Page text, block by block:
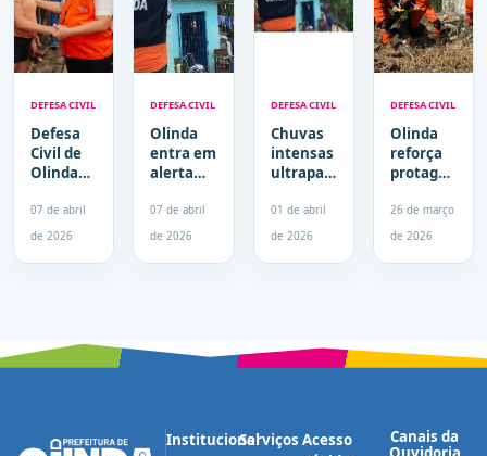
DEFESA CIVIL
Defesa
Civil de
Olinda
rápido e
garante
pelas
chuvas
07 de abril
de 2026
DEFESA CIVIL
Olinda
entra em
alerta
e
suspende
chuvas
07 de abril
de 2026
DEFESA CIVIL
Chuvas
intensas
ultrapassam
em 12
horas e
01 de abril
de 2026
DEFESA CIVIL
Olinda
reforça
prevenção
e recebe
26 de março
de 2026
InstitucionalServiços Acesso
Canais da